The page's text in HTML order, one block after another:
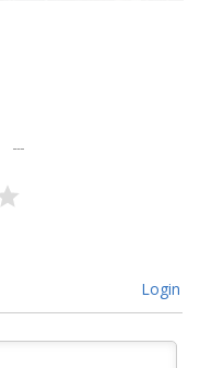
Login